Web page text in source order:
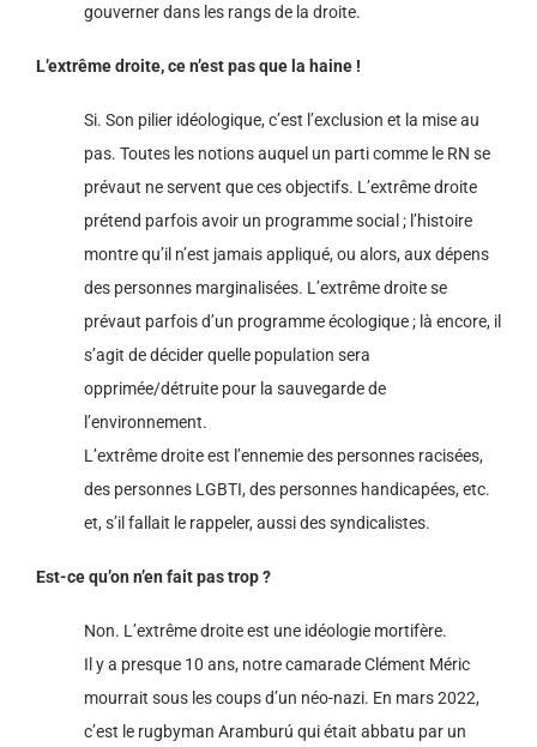
gouverner dans les rangs de la droite.
L’extrême droite, ce n’est pas que la haine !
Si. Son pilier idéologique, c’est l’exclusion et la mise au
pas. Toutes les notions auquel un parti comme le RN se
prévaut ne servent que ces objectifs. L’extrême droite
prétend parfois avoir un programme social ; l’histoire
montre qu’il n’est jamais appliqué, ou alors, aux dépens
des personnes marginalisées. L’extrême droite se
prévaut parfois d’un programme écologique ; là encore, il
s’agit de décider quelle population sera
opprimée/détruite pour la sauvegarde de
l’environnement.
L’extrême droite est l’ennemie des personnes racisées,
des personnes LGBTI, des personnes handicapées, etc.
et, s’il fallait le rappeler, aussi des syndicalistes.
Est-ce qu’on n’en fait pas trop ?
Non. L’extrême droite est une idéologie mortifère.
Il y a presque 10 ans, notre camarade Clément Méric
mourrait sous les coups d’un néo-nazi. En mars 2022,
c’est le rugbyman Aramburú qui était abbatu par un